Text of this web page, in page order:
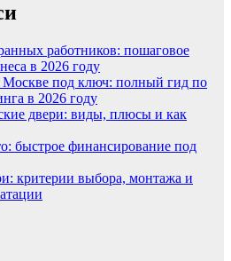
работников: пошаговое
в 2026 году
Москве под ключ: полный гид по
в 2026 году
двери: виды, плюсы и как
быстрое финансирование под
критерии выбора, монтажа и